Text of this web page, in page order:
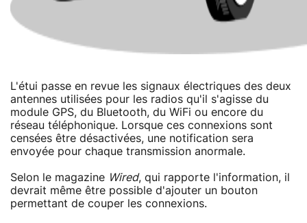
L'étui passe en revue les signaux électriques des deux
antennes utilisées pour les radios qu'il s'agisse du
module GPS, du Bluetooth, du WiFi ou encore du
réseau téléphonique. Lorsque ces connexions sont
censées être désactivées, une notification sera
envoyée pour chaque transmission anormale.
Selon le magazine Wired, qui rapporte l'information, il
devrait même être possible d'ajouter un bouton
permettant de couper les connexions.